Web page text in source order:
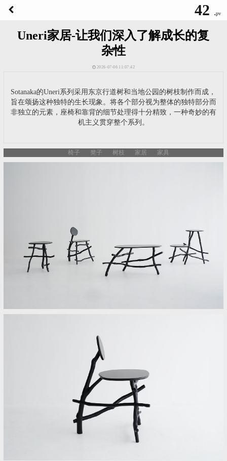
42 .pv
Uneri家居-让我们深入了解成长的复
杂性
2026-07-06 11:07:42
Sotanaka的Uneri系列采用东京行道树和当地公园的树枝制作而成，
旨在颂扬这种独特的生长现象。将各个部分视为整体的独特部分而
非独立的元素，座椅和靠背的细节处理得十分精致，一种奇妙的有
机主义贯穿整个系列。
椅子 凳子 树枝 家居 家具